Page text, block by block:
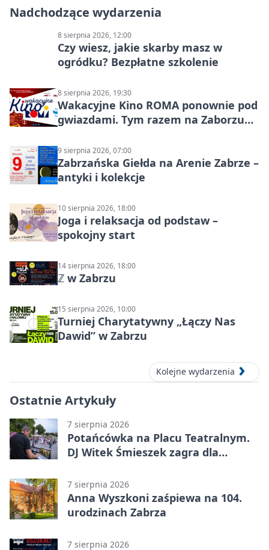
Nadchodzące wydarzenia
8 sierpnia 2026, 12:00
Czy wiesz, jakie skarby masz w
ogródku? Bezpłatne szkolenie
8 sierpnia 2026, 19:30
Wakacyjne Kino ROMA ponownie pod
gwiazdami. Tym razem na Zaborzu
9 sierpnia 2026, 07:00
Zabrzańska Giełda na Arenie Zabrze –
antyki i kolekcje
10 sierpnia 2026, 18:00
Joga i relaksacja od podstaw –
spokojny start
14 sierpnia 2026, 18:00
ℤ w Zabrzu
15 sierpnia 2026, 10:00
Turniej Charytatywny „Łączy Nas
Dawid” w Zabrzu
Kolejne wydarzenia
Ostatnie Artykuły
7 sierpnia 2026
Potańcówka na Placu Teatralnym.
DJ Witek Śmieszek zagra dla
7 sierpnia 2026
Anna Wyszkoni zaśpiewa na 104.
urodzinach Zabrza
7 sierpnia 2026